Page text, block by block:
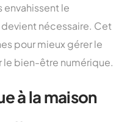
envahissent le
nécessaire. Cet
pour mieux gérer le
bien-être numérique.
à la maison